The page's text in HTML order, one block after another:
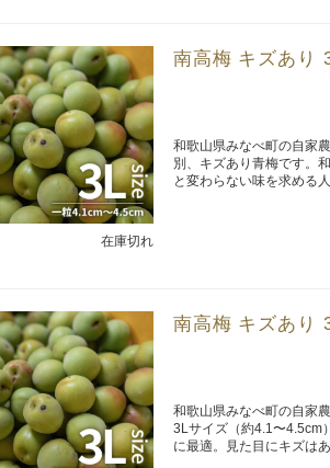
在庫切れ
南高梅 キズあり
和歌山県みなべ町の自家
別、キズあり青梅です。
と変わらない味を求める
南高梅 キズあり
和歌山県みなべ町の自家
3Lサイズ（約4.1〜4.5cm
に最適。見た目にキズは